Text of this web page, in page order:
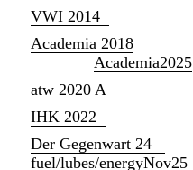
VWI 2014
Academia 2018
Academia2025
atw 2020 A
IHK 2022
Der Gegenwart 24
fuel/lubes/energyNov25